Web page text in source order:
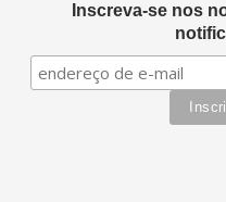
Inscreva-se nos